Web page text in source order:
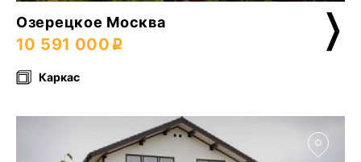
Озерецкое Москва
10 591 000
Каркас